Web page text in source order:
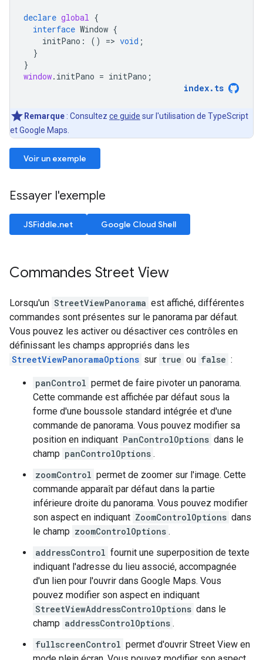
declare global {
interface Window {
initPano : () => void ;
}
}
window. initPano = initPano ;
index. ts
Remarque : Consultez ce guide sur l'utilisation de TypeScript
et Google Maps.
Voir un exemple
Essayer l'exemple
JSFiddle.net Google Cloud Shell
Commandes Street View
Lorsqu'un StreetViewPanorama est affiché, différentes
commandes sont présentes sur le panorama par défaut.
Vous pouvez les activer ou désactiver ces contrôles en
définissant les champs appropriés dans les
StreetViewPanoramaOptions sur true ou false :
panControl permet de faire pivoter un panorama.
Cette commande est affichée par défaut sous la
forme d'une boussole standard intégrée et d'une
commande de panorama. Vous pouvez modifier sa
position en indiquant PanControlOptions dans le
champ panControlOptions .
zoomControl permet de zoomer sur l'image. Cette
commande apparaît par défaut dans la partie
inférieure droite du panorama. Vous pouvez modifier
son aspect en indiquant ZoomControlOptions dans
le champ zoomControlOptions .
addressControl fournit une superposition de texte
indiquant l'adresse du lieu associé, accompagnée
d'un lien pour l'ouvrir dans Google Maps. Vous
pouvez modifier son aspect en indiquant
StreetViewAddressControlOptions dans le
champ addressControlOptions .
fullscreenControl permet d'ouvrir Street View en